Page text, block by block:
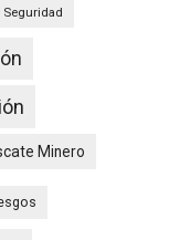
Seguridad
Minero